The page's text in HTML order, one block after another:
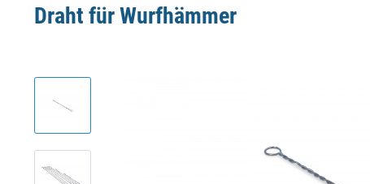
Draht für Wurfhämmer